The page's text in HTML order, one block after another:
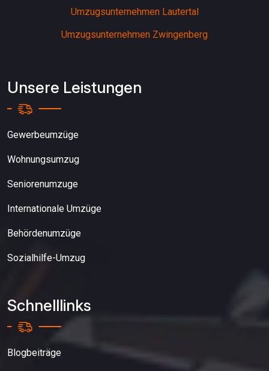
Umzugsunternehmen Lautertal
Umzugsunternehmen Zwingenberg
Unsere Leistungen
Gewerbeumzüge
Wohnungsumzug
Seniorenumzuge
Internationale Umzüge
Behördenumzüge
Sozialhilfe-Umzug
Schnelllinks
Blogbeiträge